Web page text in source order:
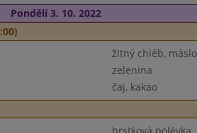
Pondělí 3. 10. 2022
žitný chléb,
zelenina
čaj, kakao